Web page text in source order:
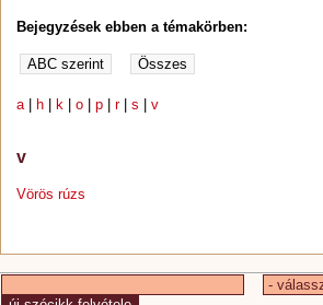
Bejegyzések ebben a témakörben:
a| h k |o |p |r|s |v
v
Vörös rúzs